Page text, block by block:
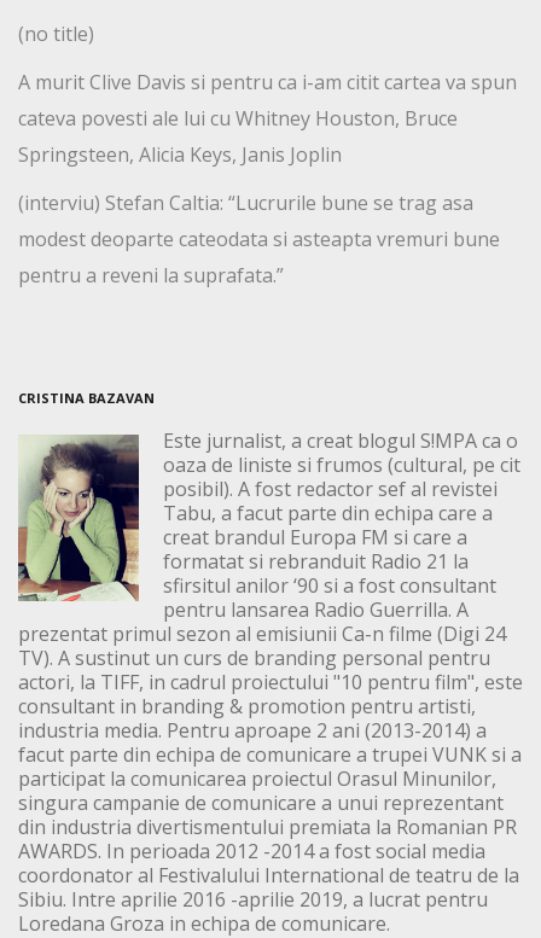
(no title)
A murit Clive Davis si pentru ca i-am citit cartea va spun
cateva povesti ale lui cu Whitney Houston, Bruce
Springsteen, Alicia Keys, Janis Joplin
(interviu) Stefan Caltia: “Lucrurile bune se trag asa
modest deoparte cateodata si asteapta vremuri bune
pentru a reveni la suprafata.”
CRISTINA BAZAVAN
Este jurnalist, a creat blogul S!MPA ca o
oaza de liniste si frumos (cultural, pe cit
posibil). A fost redactor sef al revistei
Tabu, a facut parte din echipa care a
creat brandul Europa FM si care a
formatat si rebranduit Radio 21 la
sfirsitul anilor ‘90 si a fost consultant
pentru lansarea Radio Guerrilla. A
prezentat primul sezon al emisiunii Ca-n filme (Digi 24
TV). A sustinut un curs de branding personal pentru
actori, la TIFF, in cadrul proiectului "10 pentru film", este
consultant in branding & promotion pentru artisti,
industria media. Pentru aproape 2 ani (2013-2014) a
facut parte din echipa de comunicare a trupei VUNK si a
participat la comunicarea proiectul Orasul Minunilor,
singura campanie de comunicare a unui reprezentant
din industria divertismentului premiata la Romanian PR
AWARDS. In perioada 2012 -2014 a fost social media
coordonator al Festivalului International de teatru de la
Sibiu. Intre aprilie 2016 -aprilie 2019, a lucrat pentru
Loredana Groza in echipa de comunicare.